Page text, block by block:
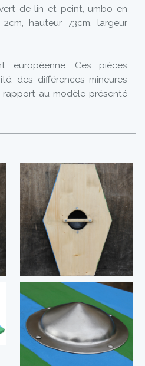
de lin et peint, umbo en
hauteur 73cm, largeur
européenne. Ces pièces
des différences mineures
au modèle présenté